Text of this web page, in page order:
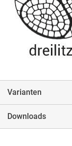
Varianten
Downloads